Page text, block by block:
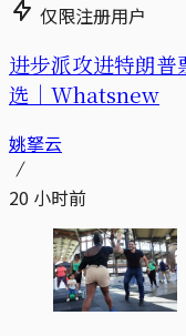
仅限注册用户
进步派攻进特朗
选｜Whatsnew
姚拏云
20 小时前